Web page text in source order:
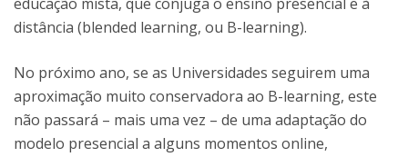
distância (blended learning, ou B-learning).
No próximo ano, se as Universidades seguirem uma
aproximação muito conservadora ao B-learning, este
não passará – mais uma vez – de uma adaptação do
modelo presencial a alguns momentos online,